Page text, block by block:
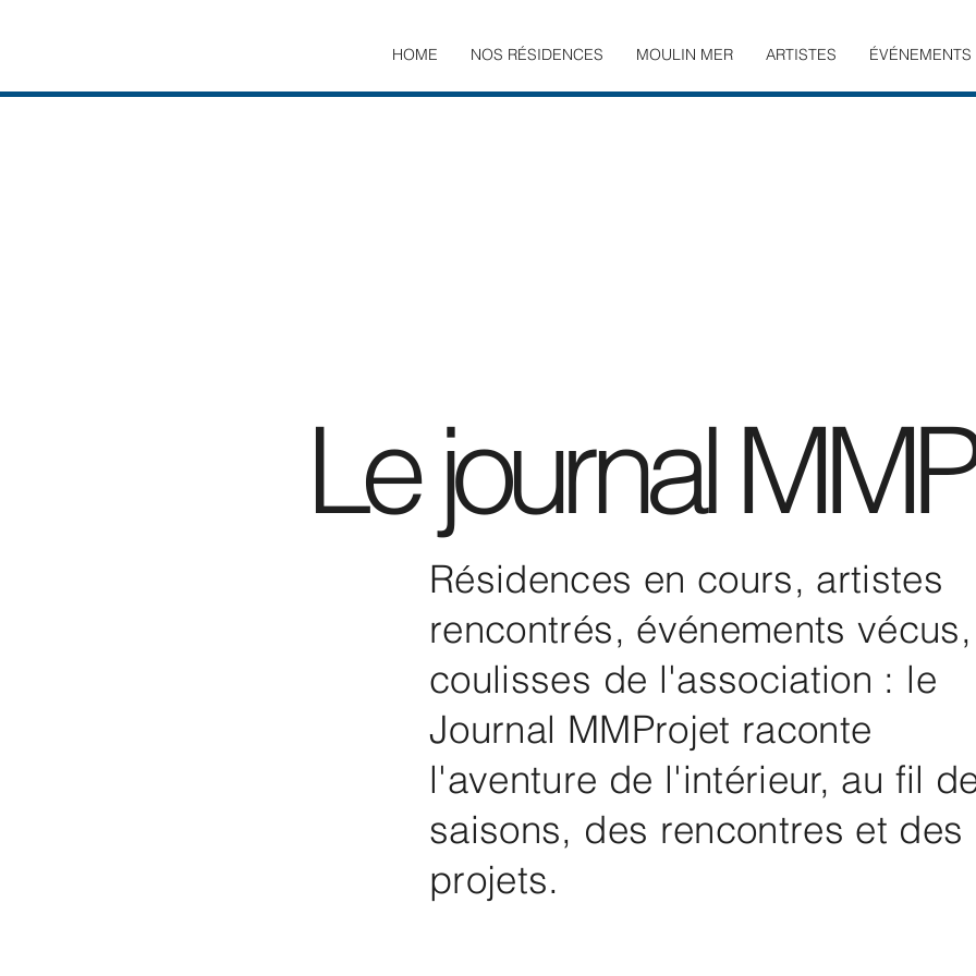
HOME NOS RÉSIDENCES MOULIN MER ARTISTES ÉVÉNEMENTS
Le journal
Résidences en cours, artistes
rencontrés, événements vécus,
coulisses de l'association : le
Journal MMProjet raconte
l'aventure de l'intérieur, au fil
saisons, des rencontres et des
projets.